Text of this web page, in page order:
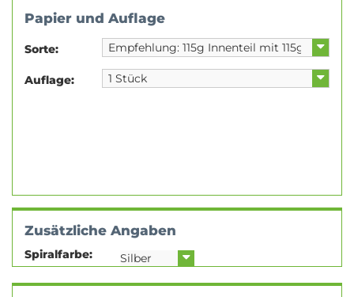
Papier und Auflage
Sorte:
Auflage:
Zusätzliche Angaben
Spiralfarbe: